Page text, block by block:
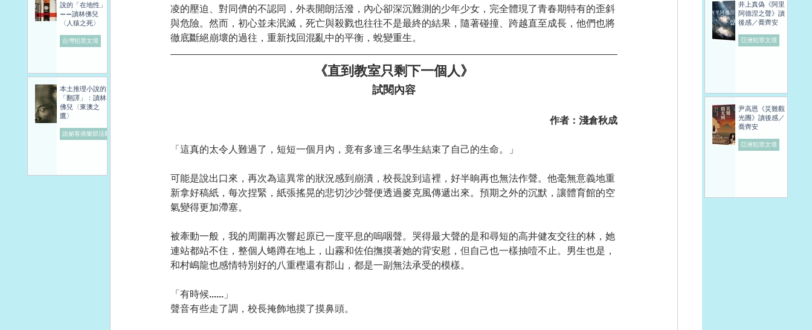
凌的壓迫、對同儕的不認同，外表開朗活潑，內心卻深沉難測的少年少女，完全體現了青春期特有的歪斜
與危險。然而，初心並未泯滅，死亡與殺戮也往往不是最終的結果，隨著碰撞、跨越直至成長，他們也將
徹底斷絕崩壞的過往，重新找回混亂中的平衡，蛻變重生。
《直到教室只剩下一個人》
試閱內容
作者：淺倉秋成
「這真的太令人難過了，短短一個月內，竟有多達三名學生結束了自己的生命。」
可能是說出口來，再次為這異常的狀況感到崩潰，校長說到這裡，好半晌再也無法作聲。他毫無意義地重
新拿好稿紙，每次捏緊，紙張搖晃的悲切沙沙聲便透過麥克風傳遞出來。預期之外的沉默，讓體育館的空
氣變得更加滯塞。
被牽動一般，我的周圍再次響起原已一度平息的嗚咽聲。哭得最大聲的是和尋短的高井健友交往的林，她
連站都站不住，整個人蜷蹲在地上，山霧和佐伯撫摸著她的背安慰，但自己也一樣抽噎不止。男生也是，
和村嶋龍也感情特別好的八重樫還有郡山，都是一副無法承受的模樣。
「有時候......」
聲音有些走了調，校長掩飾地摸了摸鼻頭。
說的「在地性」
——讀林佛兒
〈人猿之死〉
台灣犯罪文壇
本土推理小說的
「翻譯」：讀林
佛兒〈東澳之
鷹〉
詭祕客俱樂部活動
井上真偽《阿里
阿德涅之聲》讀
後感／喬齊安
亞洲犯罪文壇
尹高恩《災難觀
光團》讀後感／
喬齊安
亞洲犯罪文壇